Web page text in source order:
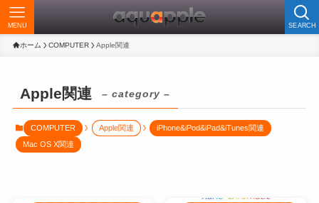
SEARCH
MENU
ホーム COMPUTER Apple関連
Apple関連 – category –
COMPUTER Apple関連
iPhone&iPod&iPad&iTunes関連
Mac OS X関連